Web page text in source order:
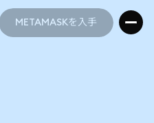
METAMASKを入手